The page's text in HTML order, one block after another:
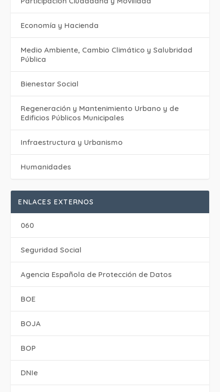
Economía y Hacienda
Medio Ambiente, Cambio Climático y Salubridad
Pública
Bienestar Social
Regeneración y Mantenimiento Urbano y de
Edificios Públicos Municipales
Infraestructura y Urbanismo
Humanidades
ENLACES EXTERNOS
060
Seguridad Social
Agencia Española de Protección de Datos
BOE
BOJA
BOP
DNIe